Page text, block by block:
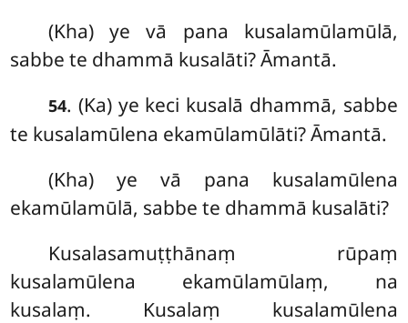
(Kha) ye vā pana kusalamūlamūlā,
sabbe te dhammā kusalāti? Āmantā.
54. (Ka) ye keci kusalā dhammā, sabbe
te kusalamūlena ekamūlamūlāti? Āmantā.
(Kha) ye vā pana kusalamūlena
ekamūlamūlā, sabbe te dhammā kusalāti?
Kusalasamuṭṭhānaṃ rūpaṃ
kusalamūlena ekamūlamūlaṃ, na
kusalaṃ. Kusalaṃ kusalamūlena